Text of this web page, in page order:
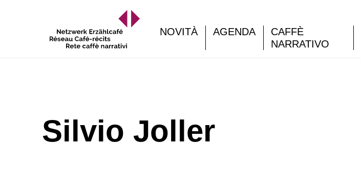
NOVITÀ AGENDA
CAFFÈ
NARRATIVO
Silvio Joller